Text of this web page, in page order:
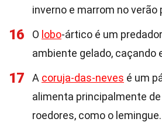
inverno e marrom no verão
16 O lobo-ártico é um
ambiente gelado, caçando
17 A coruja-das-neves é um
alimenta principalmente
roedores, como o lemingue.